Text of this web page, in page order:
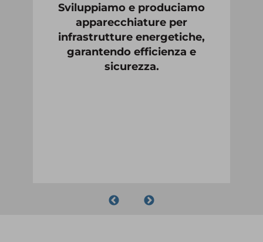
Sviluppiamo e produciamo
apparecchiature per
infrastrutture energetiche,
garantendo efficienza e
sicurezza.